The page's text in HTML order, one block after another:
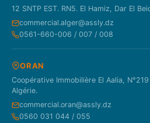
12 SNTP EST. RN5. El Hamiz, Dar El
commercial.alger@assly.dz
0561-660-006 / 007 / 008
ORAN
Coopérative Immobilière El Aalia,
Algérie.
commercial.oran@assly.dz
0560 031 044 / 055